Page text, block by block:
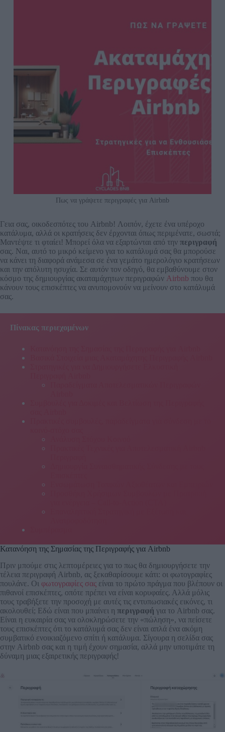
Πως να γράψετε περιγραφές για Airbnb
Γεια σας, οικοδεσπότες του Airbnb! Λοιπόν, έχετε ένα υπέροχο
κατάλυμα, αλλά οι κρατήσεις δεν έρχονται όπως περιμένατε, σωστά;
Μαντέψτε τι φταίει! Μπορεί όλα να εξαρτώνται από την περιγραφή
σας. Ναι, αυτό το μικρό κείμενο για το κατάλυμά σας θα μπορούσε
να κάνει τη διαφορά ανάμεσα σε ένα γεμάτο ημερολόγιο κρατήσεων
και την απόλυτη ησυχία. Σε αυτόν τον οδηγό, θα εμβαθύνουμε στον
κόσμο της δημιουργίας ακαταμάχητων περιγραφών Airbnb που θα
κάνουν τους επισκέπτες να ανυπομονούν να μείνουν στο κατάλυμά
σας.
Πίνακας περιεχομένων
Κατανόηση της Σημασίας της Περιγραφής για Airbnb
Πριν μπούμε στις λεπτομέρειες για το πως θα δημιουργήσετε την
τέλεια περιγραφή Airbnb, ας ξεκαθαρίσουμε κάτι: οι φωτογραφίες
πουλάνε. Οι φωτογραφίες σας είναι το πρώτο πράγμα που βλέπουν οι
πιθανοί επισκέπτες, οπότε πρέπει να είναι κορυφαίες. Αλλά μόλις
τους τραβήξετε την προσοχή με αυτές τις εντυπωσιακές εικόνες, τι
ακολουθεί; Εδώ είναι που μπαίνει η περιγραφή για το Airbnb σας.
Είναι η ευκαιρία σας να ολοκληρώσετε την «πώληση», να πείσετε
τους επισκέπτες ότι το κατάλυμά σας δεν είναι απλά ένα ακόμη
συμβατικό ενοικιαζόμενο σπίτι ή κατάλυμα. Σίγουρα η σελίδα σας
στην Airbnb σας και η τιμή έχουν σημασία, αλλά μην υποτιμάτε τη
δύναμη μιας εξαιρετικής περιγραφής!